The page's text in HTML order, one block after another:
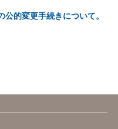
的変更手続きについて。